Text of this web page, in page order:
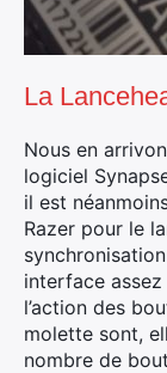
La
Nous en
logiciel
il est
Razer pour le
interface
l’action des
molette sont,
nombre de